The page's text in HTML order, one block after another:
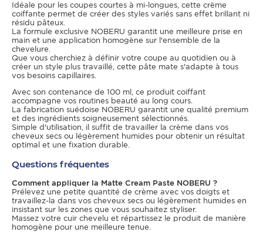
Idéale pour les coupes courtes à mi-longues, cette crème
coiffante permet de créer des styles variés sans effet brillant ni
résidu pâteux.
La formule exclusive NOBERU garantit une meilleure prise en
main et une application homogène sur l'ensemble de la
chevelure.
Que vous cherchiez à définir votre coupe au quotidien ou à
créer un style plus travaillé, cette pâte mate s'adapte à tous
vos besoins capillaires.
Avec son contenance de 100 ml, ce produit coiffant
accompagne vos routines beauté au long cours.
La fabrication suédoise NOBERU garantit une qualité premium
et des ingrédients soigneusement sélectionnés.
Simple d'utilisation, il suffit de travailler la crème dans vos
cheveux secs ou légèrement humides pour obtenir un résultat
optimal et une fixation durable.
Questions fréquentes
Comment appliquer la Matte Cream Paste NOBERU ?
Prélevez une petite quantité de crème avec vos doigts et
travaillez-la dans vos cheveux secs ou légèrement humides en
insistant sur les zones que vous souhaitez styliser.
Massez votre cuir chevelu et répartissez le produit de manière
homogène pour une meilleure tenue.